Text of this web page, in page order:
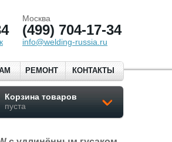
Москва
(499) 704-17-34
info@welding-russia.ru
РЕМОНТ КОНТАКТЫ
Корзина товаров
пуста